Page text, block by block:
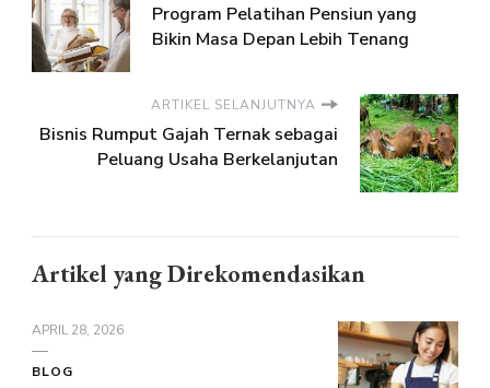
Program Pelatihan Pensiun yang
Bikin Masa Depan Lebih Tenang
ARTIKEL SELANJUTNYA
Bisnis Rumput Gajah Ternak sebagai
Peluang Usaha Berkelanjutan
Artikel yang Direkomendasikan
APRIL 28, 2026
BLOG